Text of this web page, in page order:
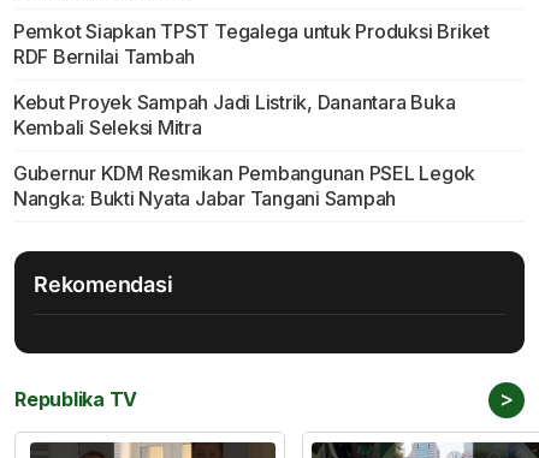
Pemkot Siapkan TPST Tegalega untuk Produksi Briket
RDF Bernilai Tambah
Kebut Proyek Sampah Jadi Listrik, Danantara Buka
Kembali Seleksi Mitra
Gubernur KDM Resmikan Pembangunan PSEL Legok
Nangka: Bukti Nyata Jabar Tangani Sampah
Rekomendasi
Republika TV >